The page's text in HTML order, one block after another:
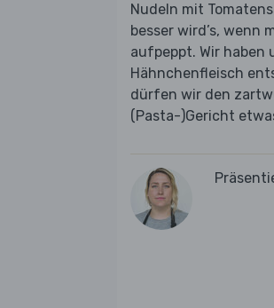
Nudeln mit
besser wird’s, wenn
aufpeppt. Wir
Hähnchenfleisch
dürfen wir den
(Pasta-)Gericht